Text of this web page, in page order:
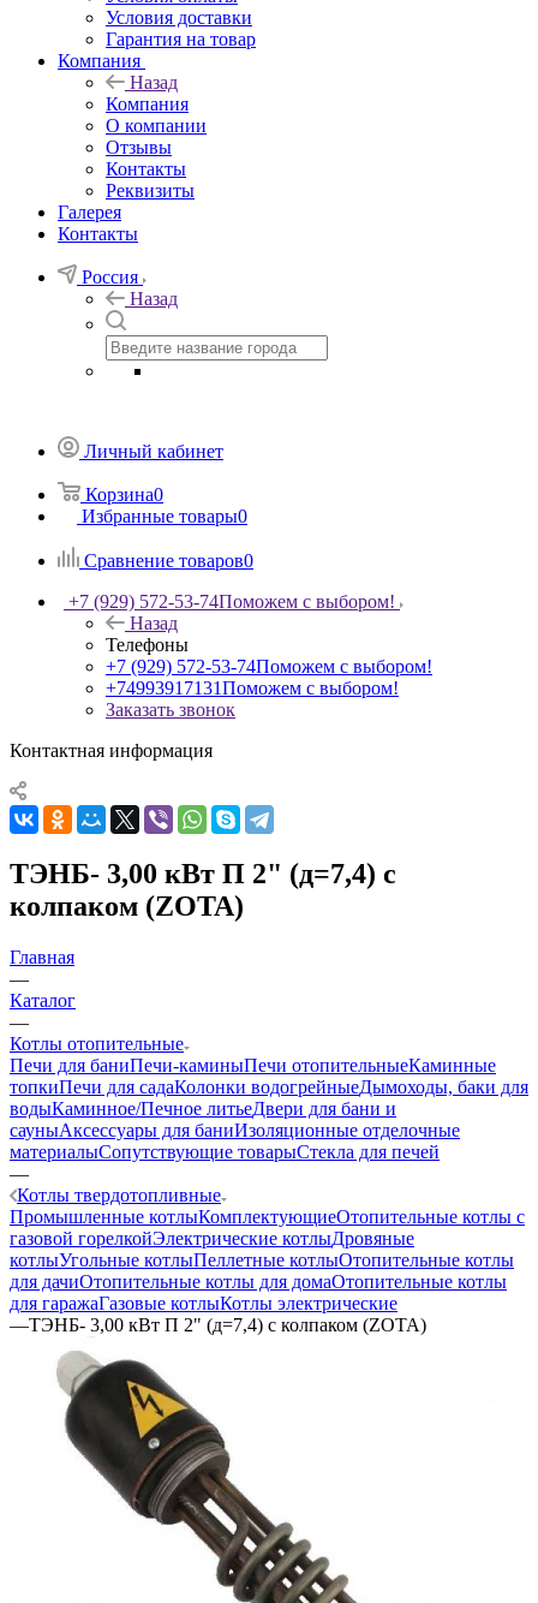
Условия доставки
Гарантия на товар
Компания
Назад
Компания
О компании
Отзывы
Контакты
Реквизиты
Галерея
Контакты
Россия
Назад
Личный кабинет
Корзина0
Избранные товары0
Сравнение товаров0
+7 (929) 572-53-74Поможем с выбором!
Назад
Телефоны
+7 (929) 572-53-74Поможем с выбором!
+74993917131Поможем с выбором!
Заказать звонок
Контактная информация
ТЭНБ- 3,00 кВт П 2" (д=7,4) с
колпаком (ZOTA)
Главная
—
Каталог
—
Котлы отопительные
Печи для баниПечи-каминыПечи отопительныеКаминные
топкиПечи для садаКолонки водогрейныеДымоходы, баки для
водыКаминное/Печное литьеДвери для бани и
сауныАксессуары для баниИзоляционные отделочные
материалыСопутствующие товарыСтекла для печей
—
Котлы твердотопливные
Промышленные котлыКомплектующиеОтопительные котлы с
газовой горелкойЭлектрические котлыДровяные
котлыУгольные котлыПеллетные котлыОтопительные котлы
для дачиОтопительные котлы для домаОтопительные котлы
для гаражаГазовые котлыКотлы электрические
—ТЭНБ- 3,00 кВт П 2" (д=7,4) с колпаком (ZOTA)